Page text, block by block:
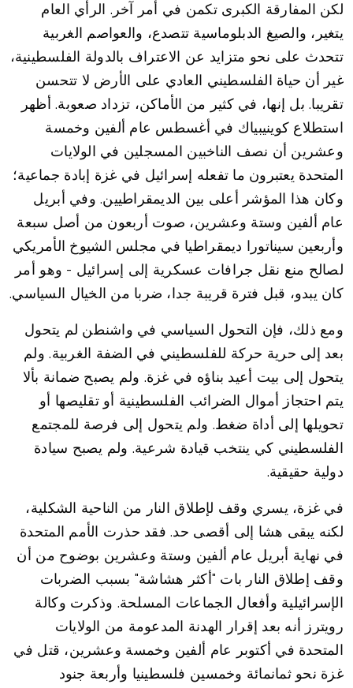
لكن المفارقة الكبرى تكمن في أمر آخر. الرأي العام
يتغير، والصيغ الدبلوماسية تتصدع، والعواصم الغربية
تتحدث على نحو متزايد عن الاعتراف بالدولة الفلسطينية،
غير أن حياة الفلسطيني العادي على الأرض لا تتحسن
تقريبا. بل إنها، في كثير من الأماكن، تزداد صعوبة. أظهر
استطلاع كوينيبياك في أغسطس عام ألفين وخمسة
وعشرين أن نصف الناخبين المسجلين في الولايات
المتحدة يعتبرون ما تفعله إسرائيل في غزة إبادة جماعية؛
وكان هذا المؤشر أعلى بين الديمقراطيين. وفي أبريل
عام ألفين وستة وعشرين، صوت أربعون من أصل سبعة
وأربعين سيناتورا ديمقراطيا في مجلس الشيوخ الأمريكي
لصالح منع نقل جرافات عسكرية إلى إسرائيل - وهو أمر
كان يبدو، قبل فترة قريبة جدا، ضربا من الخيال السياسي.
ومع ذلك، فإن التحول السياسي في واشنطن لم يتحول
بعد إلى حرية حركة للفلسطيني في الضفة الغربية. ولم
يتحول إلى بيت أعيد بناؤه في غزة. ولم يصبح ضمانة بألا
يتم احتجاز أموال الضرائب الفلسطينية أو تقليصها أو
تحويلها إلى أداة ضغط. ولم يتحول إلى فرصة للمجتمع
الفلسطيني كي ينتخب قيادة شرعية. ولم يصبح سيادة
دولية حقيقية.
في غزة، يسري وقف لإطلاق النار من الناحية الشكلية،
لكنه يبقى هشا إلى أقصى حد. فقد حذرت الأمم المتحدة
في نهاية أبريل عام ألفين وستة وعشرين بوضوح من أن
وقف إطلاق النار بات "أكثر هشاشة" بسبب الضربات
الإسرائيلية وأفعال الجماعات المسلحة. وذكرت وكالة
رويترز أنه بعد إقرار الهدنة المدعومة من الولايات
المتحدة في أكتوبر عام ألفين وخمسة وعشرين، قتل في
غزة نحو ثمانمائة وخمسين فلسطينيا وأربعة جنود